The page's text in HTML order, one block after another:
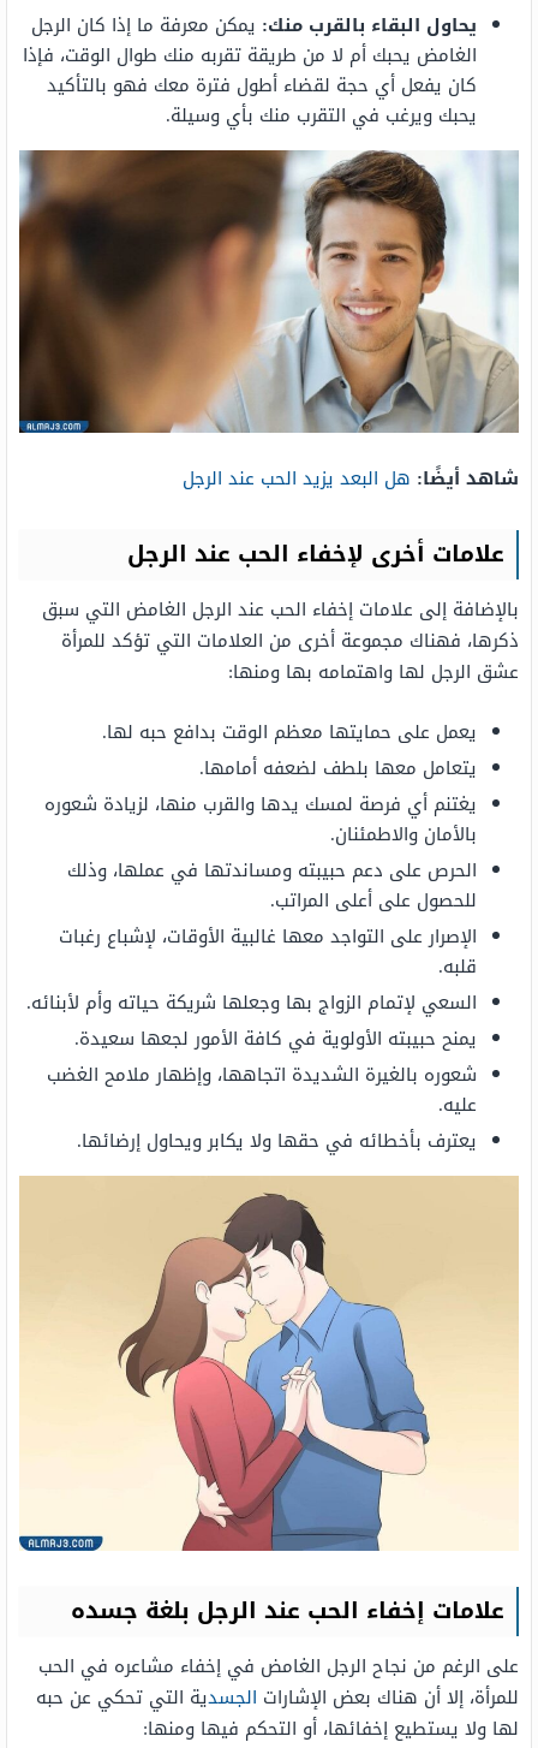
يحاول البقاء بالقرب منك: يمكن معرفة ما إذا كان الرجل
الغامض يحبك أم لا من طريقة تقربه منك طوال الوقت، فإذا
كان يفعل أي حجة لقضاء أطول فترة معك فهو بالتأكيد
يحبك ويرغب في التقرب منك بأي وسيلة.
شاهد أيضًا: هل البعد يزيد الحب عند الرجل
علامات أخرى لإخفاء الحب عند الرجل
بالإضافة إلى علامات إخفاء الحب عند الرجل الغامض التي سبق
ذكرها، فهناك مجموعة أخرى من العلامات التي تؤكد للمرأة
عشق الرجل لها واهتمامه بها ومنها:
يعمل على حمايتها معظم الوقت بدافع حبه لها.
يتعامل معها بلطف لضعفه أمامها.
يغتنم أي فرصة لمسك يدها والقرب منها، لزيادة شعوره
بالأمان والاطمئنان.
الحرص على دعم حبيبته ومساندتها في عملها، وذلك
للحصول على أعلى المراتب.
الإصرار على التواجد معها غالبية الأوقات، لإشباع رغبات
قلبه.
السعي لإتمام الزواج بها وجعلها شريكة حياته وأم لأبنائه.
يمنح حبيبته الأولوية في كافة الأمور لجعها سعيدة.
شعوره بالغيرة الشديدة اتجاهها، وإظهار ملامح الغضب
عليه.
يعترف بأخطائه في حقها ولا يكابر ويحاول إرضائها.
علامات إخفاء الحب عند الرجل بلغة جسده
على الرغم من نجاح الرجل الغامض في إخفاء مشاعره في الحب
للمرأة، إلا أن هناك بعض الإشارات الجسدية التي تحكي عن حبه
لها ولا يستطيع إخفائها، أو التحكم فيها ومنها: